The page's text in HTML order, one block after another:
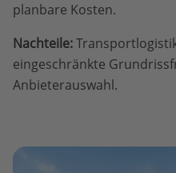
planbare Kosten.
Nachteile:
eingeschränkte
Anbieterauswahl.